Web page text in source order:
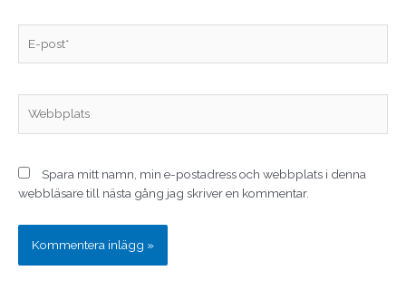
post*
Spara mitt namn, min e-postadress och webbplats i denna
webbläsare till nästa gång jag skriver en kommentar.